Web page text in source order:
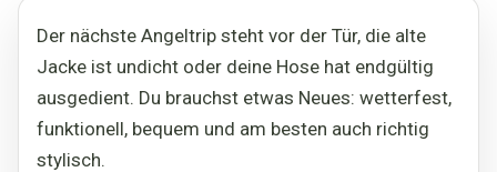
Der nächste Angeltrip steht vor der Tür, die alte
Jacke ist undicht oder deine Hose hat endgültig
ausgedient. Du brauchst etwas Neues: wetterfest,
funktionell, bequem und am besten auch richtig
stylisch.